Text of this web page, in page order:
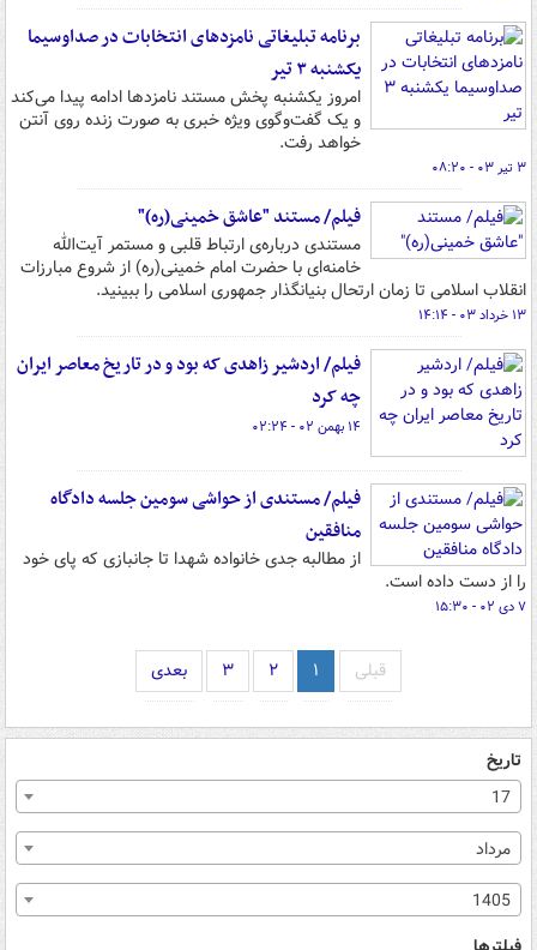
برنامه تبلیغاتی نامزدهای انتخابات در صداوسیما
یکشنبه ۳ تیر
امروز یکشنبه پخش مستند نامزدها ادامه پیدا می‌کند
و یک گفت‌وگوی ویژه خبری به صورت زنده روی آنتن
خواهد رفت.
۳ تیر ۰۳ - ۰۸:۲۰
فیلم/ مستند "عاشق خمینی(ره)"
مستندی درباره‌ی ارتباط قلبی و مستمر آیت‌الله
خامنه‌ای با حضرت امام خمینی(ره) از شروع مبارزات
انقلاب اسلامی تا زمان ارتحال بنیانگذار جمهوری اسلامی را ببینید.
۱۳ خرداد ۰۳ - ۱۴:۱۴
فیلم/ اردشیر زاهدی که بود و در تاریخ معاصر ایران
چه کرد
۱۴ بهمن ۰۲ - ۰۲:۲۴
فیلم/ مستندی از حواشی سومین جلسه دادگاه
منافقین
از مطالبه جدی خانواده شهدا تا جانبازی که پای خود
را از دست داده است.
۷ دی ۰۲ - ۱۵:۳۰
قبلی ۱ ۲ ۳ بعدی
تاریخ
17
مرداد
1405